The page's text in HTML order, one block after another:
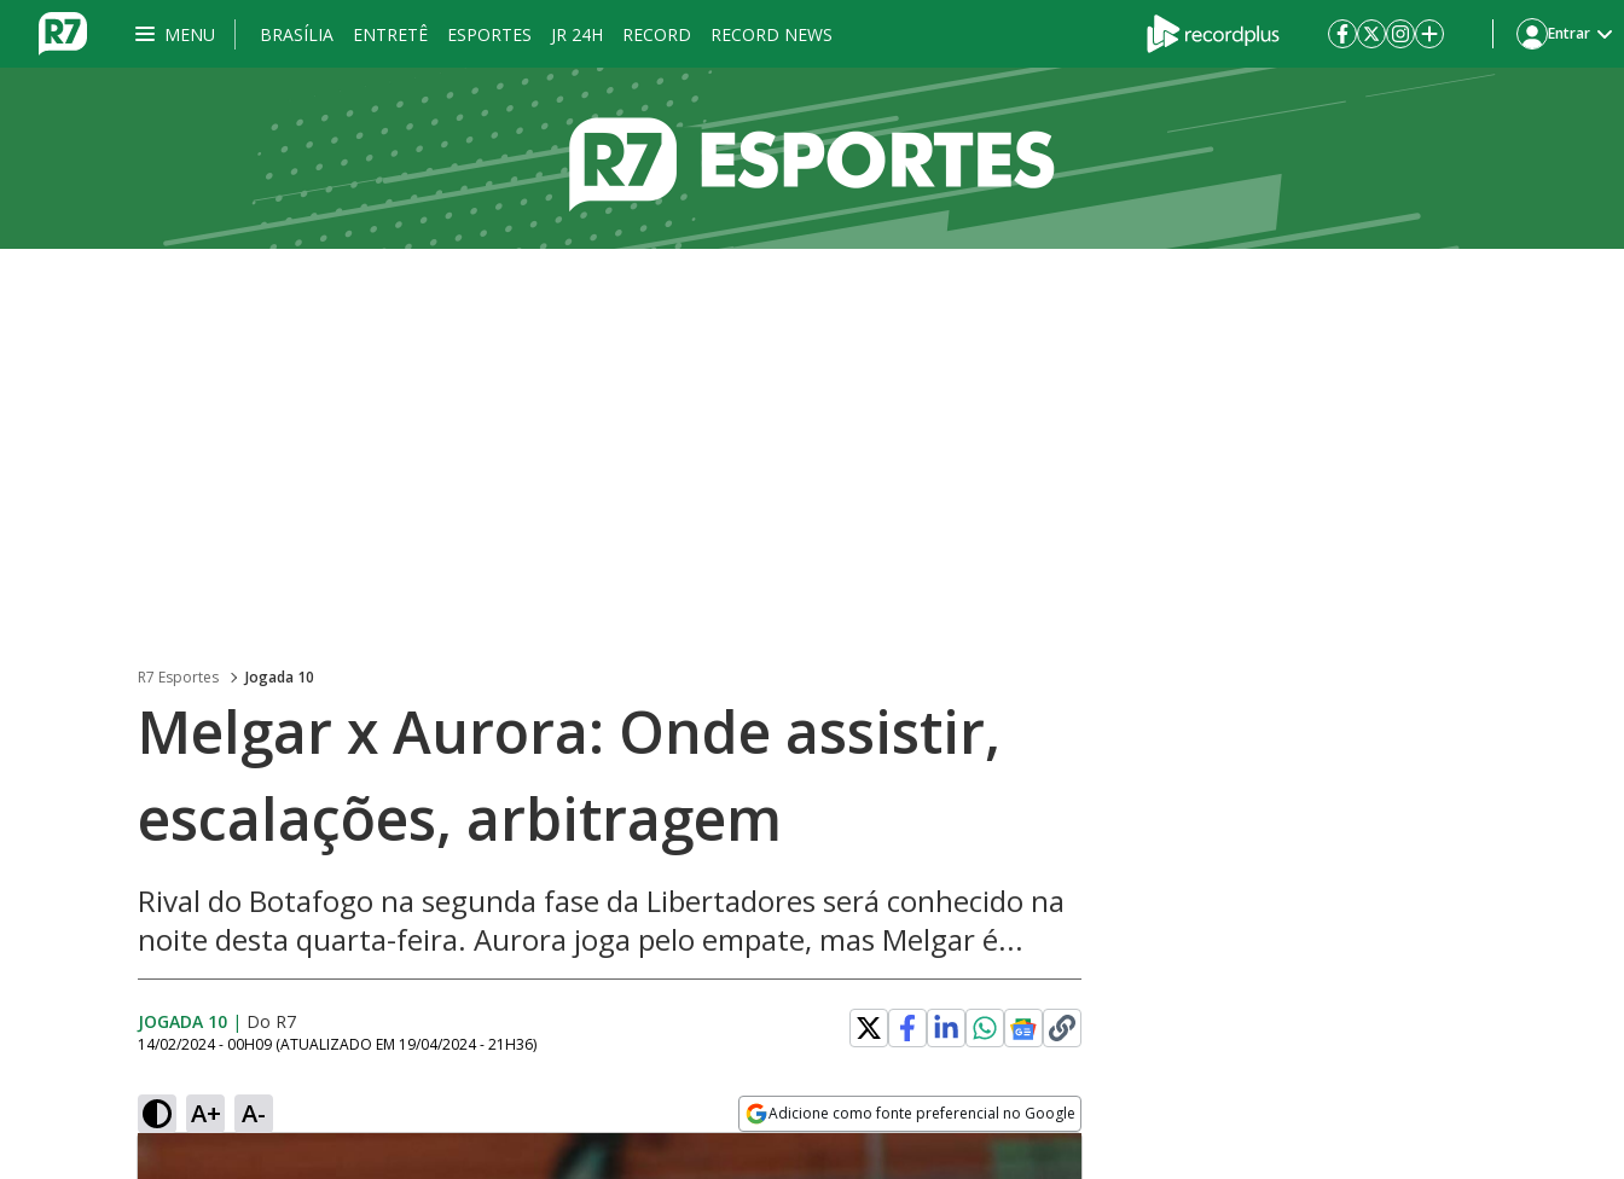
MENU BRASÍLIA ENTRETÊ ESPORTES JR 24H RECORD RECORD NEWS Entrar
R7 Esportes Jogada 10
Melgar x Aurora: Onde assistir,
escalações, arbitragem
Rival do Botafogo na segunda fase da Libertadores será conhecido na
noite desta quarta-feira. Aurora joga pelo empate, mas Melgar é...
JOGADA 10 | Do R7
14/02/2024 - 00H09 (ATUALIZADO EM 19/04/2024 - 21H36)
A+ A- Adicione como fonte preferencial no Google